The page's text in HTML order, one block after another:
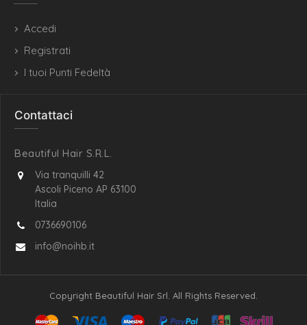
Accedi
Registrati
I tuoi Punti Fedeltà
Contattaci
Beautiful Hair S.R.L.
Via tranquilli 42
Ascoli Piceno AP 63100
Italia
0736690106
info@noihb.it
Copyright Beautiful Hair Srl. All Rights Reserved.